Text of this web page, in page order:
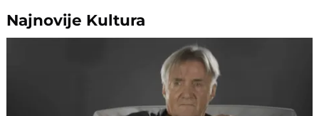
Najnovije Kultura